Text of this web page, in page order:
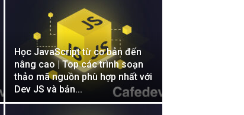
Học JavaScript từ cơ bản đến
nâng cao | Top các trình soạn
thảo mã nguồn phù hợp nhất với
Dev JS và bản...